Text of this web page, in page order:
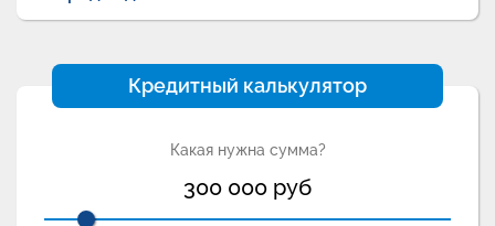
Кредитный калькулятор
Какая нужна сумма?
300 000 руб